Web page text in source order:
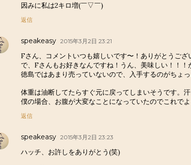
因みに私は2キロ増(￣▽￣)
返信
speakeasy 2015年3月2日 23:21
Fさん、コメントいつも嬉しいです〜！ありがとうござ
で、Fさんもお好きなんですね！うん、美味しい！！！
徳島ではあまり売っていないので、入手するのがちょっ
体重は油断してたらすぐ元に戻ってしまいそうです。汗
僕の場合、お腹が大変なことになっていたのでこれで
返信
speakeasy 2015年3月2日 23:23
ハッチ、お許しをありがとう(笑)